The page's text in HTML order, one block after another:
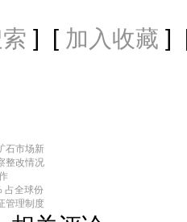
] [ 加入收藏 ]
石市场新
整改情况
占全球份
管理制度